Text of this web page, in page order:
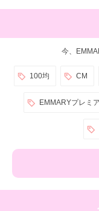
今、
100均 CM
EMMARYプレミ